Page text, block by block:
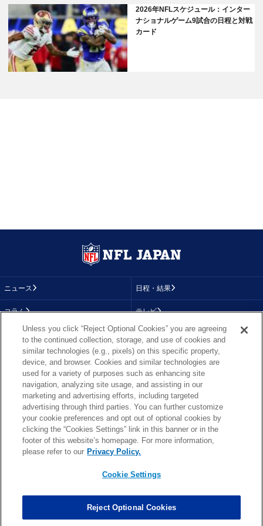
2026年NFLスケジュール：インター
ナショナルゲーム9試合の日程と対戦
カード
ニュース 日程・結果
コラム テレビ
画像
順位表
About NFL
More NFL 特集
TOP お問い合わせ FAQ
PHOTO BY AP Images / PHOTO BY Getty Images
Unless you click “Reject Optional Cookies” you are agreeing
to the continued collection, storage, and use of cookies and
similar technologies (e.g., pixels) on this specific property,
device, and browser. Cookies and similar technologies are
used for a variety of purposes such as enhancing site
navigation, analyzing site usage, and assisting in our
marketing and advertising efforts, including targeted
advertising through third parties. You can further customize
your cookie preferences and opt out of optional cookies by
clicking the “Cookies Settings” link in this banner or in the
footer of this website’s homepage. For more information,
please refer to our Privacy Policy.
Cookie Settings
Reject Optional Cookies